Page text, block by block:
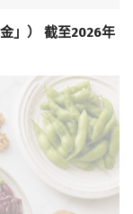
」） 截至2026年